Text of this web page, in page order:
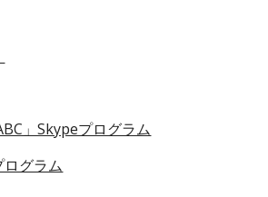
」Skypeプログラム
グラム